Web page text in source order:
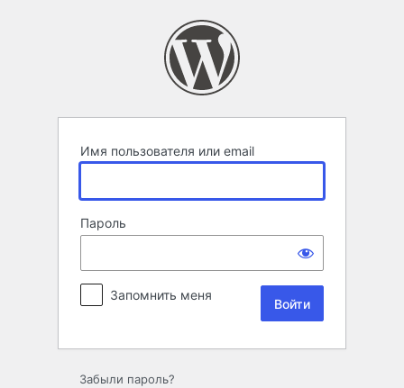
Имя пользователя или email
Пароль
Запомнить меня
Забыли пароль?